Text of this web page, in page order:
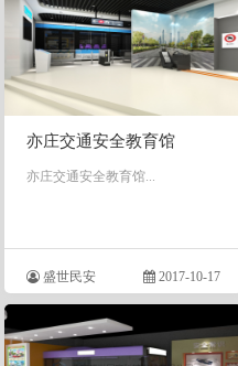
亦庄交通安全教育馆
亦庄交通安全教育馆...
盛世民安 2017-10-17